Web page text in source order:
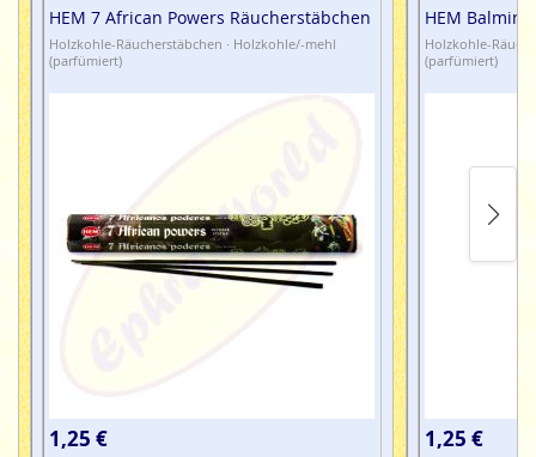
HEM 7 African Powers Räucherstäbchen
Holzkohle-Räucherstäbchen · Holzkohle/-mehl
(parfümiert)
1,25 €
HEM Balmint
Holzkohle-
(parfümiert)
1,25 €